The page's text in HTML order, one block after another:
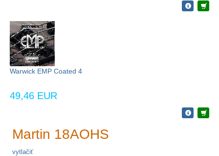
Warwick EMP Coated 4
49,46 EUR
Martin 18AOHS
vytlačiť